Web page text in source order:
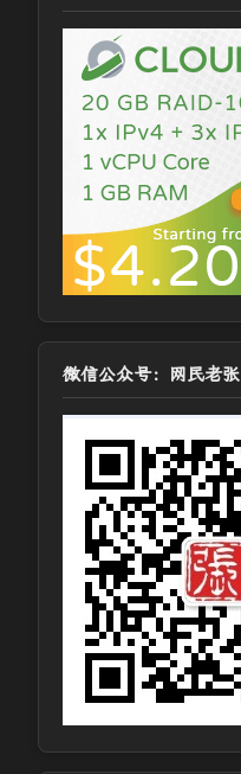
微信公众号：网民老张